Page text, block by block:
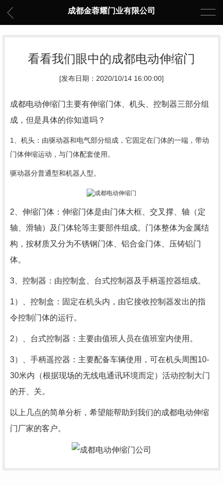
成都金蓉耀门业有限公司
看看我们眼中的成都电动伸缩门
[发布日期：2020/10/14 16:00:00]
成都电动伸缩门主要有伸缩门体、机头、控制器三部分组
成，但是具体的你知道吗？
1、机头：由驱动器和电气部分组成，它固定在门体的一端，带动
门体伸缩运动，与门体配套使用。
驱动器分普通型和机器人型。
2、伸缩门体：伸缩门体是由门体大框、交叉撑、轴（定
轴、滑轴）及门体轮等主要部件组成。门体整体为金属结
构，按材质又分为不锈钢门体、铝合金门体、压铸铝门
体。
3、控制器：由控制盒、台式控制器及手柄遥控器组成。
1）、控制盒：固定在机头内，由它接收控制器发出的指
令控制门体的运行。
2）、台式控制器：主要由值班人员在值班室内使用。
3）、手柄遥控器：主要配备车辆使用，可在机头周围10-
30米内（根据现场的无线电通讯环境而定）活动控制大门
的开、关。
以上几点的简单分析，希望能帮助到我们的成都电动伸缩
门厂家的客户。